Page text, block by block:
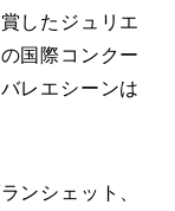
したジュリエ
国際コンクー
レエシーンは
ンシェット、